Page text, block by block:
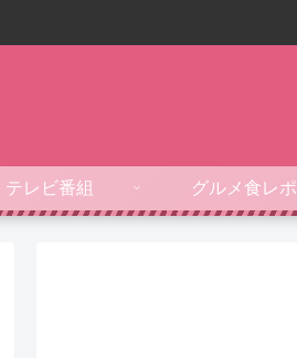
テレビ番組 グルメ食レポ